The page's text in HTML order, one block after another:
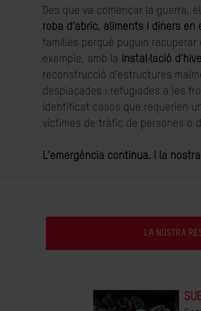
Des que va començar la guerra,
roba d’abric, aliments i diners en
famílies perquè puguin
exemple, amb la instal·lació
reconstrucció d’estructures
desplaçades i refugiades a les
identificat casos que requerien
víctimes de tràfic de persones o
L’emergència continua. I la
LA NOSTRA